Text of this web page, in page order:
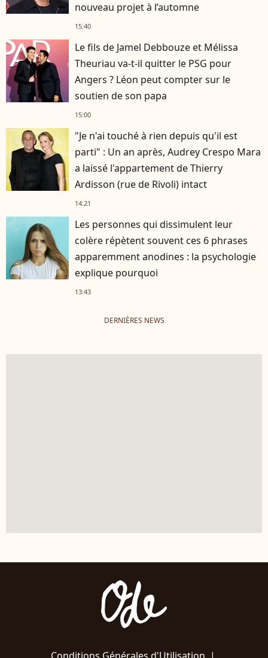
nouveau projet à l’automne
15:40
Le fils de Jamel Debbouze et Mélissa
Theuriau va-t-il quitter le PSG pour
Angers ? Léon peut compter sur le
soutien de son papa
15:00
"Je n'ai touché à rien depuis qu'il est
parti" : Un an après, Audrey Crespo Mara
a laissé l'appartement de Thierry
Ardisson (rue de Rivoli) intact
14:21
Les personnes qui dissimulent leur
colère répètent souvent ces 6 phrases
apparemment anodines : la psychologie
explique pourquoi
13:43
DERNIÈRES NEWS